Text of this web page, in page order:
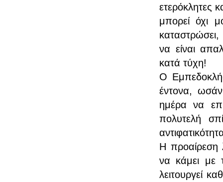
ετερόκλητες
μπορεί όχι
καταστρώσει,
να είναι
κατά τύχη!
Ο
έντονα,
ημέρα να
πολυτελή
Η προαίρεση
να κάμει με
λειτουργεί